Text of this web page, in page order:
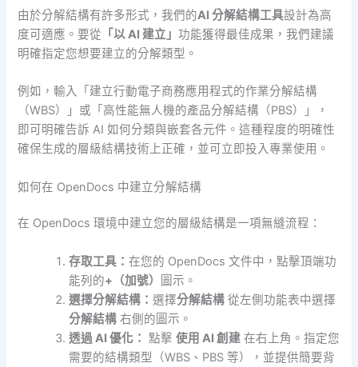
由於分解結構有許多形式，我們的AI 分解結構工具設計為高
度可適應。要從 「以 AI 建立」功能獲得最佳成果，我們建議
明確指定您想要建立的分解類型。
例如，輸入「建立行動電子商務應用程式的作業分解結構
（WBS）」或「高性能無人機的產品分解結構（PBS）」，
即可明確告訴 AI 如何分類與嵌套各元件。這種程度的明確性
確保生成的層級結構技術上正確，並可立即投入專業使用。
如何在 OpenDocs 中建立分解結構
在 OpenDocs 環境中建立您的層級結構是一項無縫流程：
存取工具：在您的 OpenDocs 文件中，點擊頂端功
能列的+（加號）
圖示。
選擇分解結構：選擇分解結構 從左側功能表中選擇
分解結構 右側的圖示。
透過 AI 優化： 點擊使用 AI 創建 在右上角。指定您
需要的結構類型（WBS、PBS 等），並提供簡要背